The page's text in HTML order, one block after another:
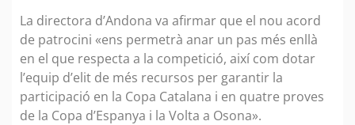
La directora d’Andona va afirmar que el nou acord
de patrocini «ens permetrà anar un pas més enllà
en el que respecta a la competició, així com dotar
l’equip d’elit de més recursos per garantir la
participació en la Copa Catalana i en quatre proves
de la Copa d’Espanya i la Volta a Osona».